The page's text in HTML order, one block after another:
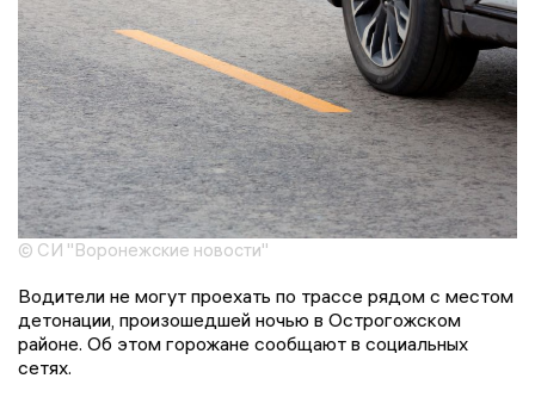
© СИ "Воронежские новости"
Водители не могут проехать по трассе рядом с местом
детонации, произошедшей ночью в Острогожском
районе. Об этом горожане сообщают в социальных
сетях.